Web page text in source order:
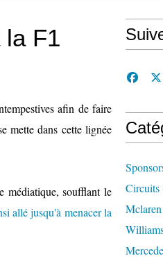
la F1
afin de faire
mette dans cette lignée
médiatique, soufflant le
allé jusqu'à menacer la
Circuits
Mclaren